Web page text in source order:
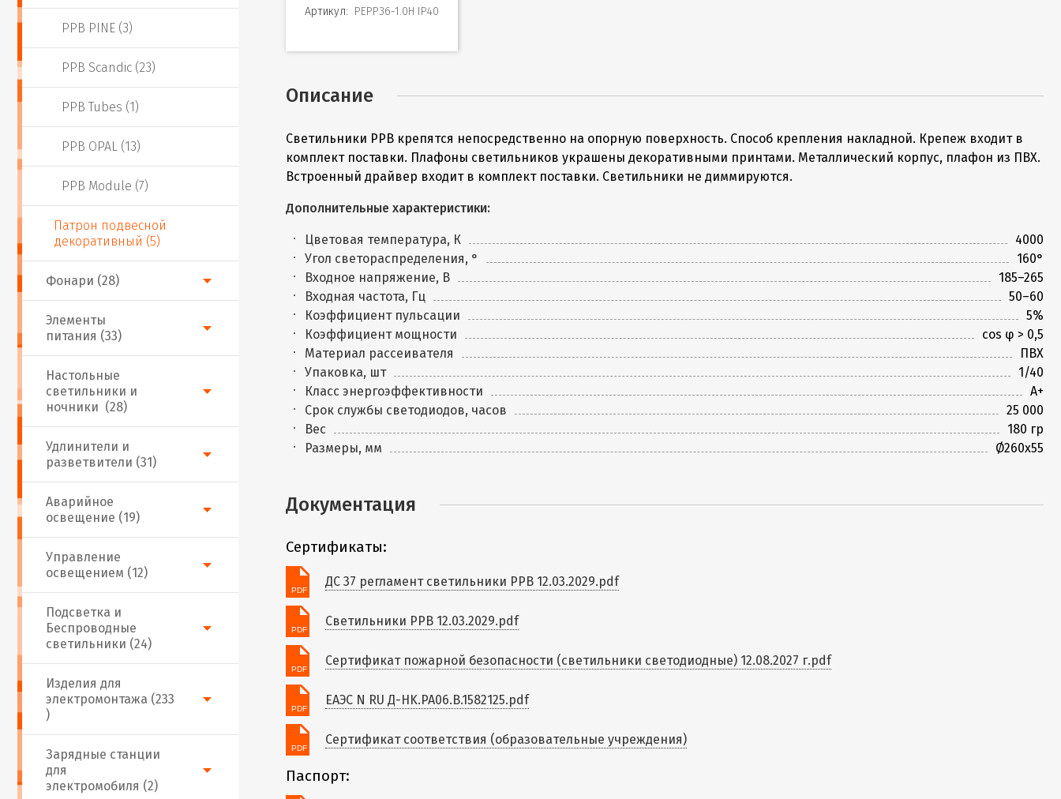
Фонари (28)
Аварийное
освещение (19)
Настольные
светильники и
ночники (28)
Подсветка и
Беспроводные
светильники (24)
PPB PINE (3)
PPB Scandic (23)
PPB Tubes (1)
PPB OPAL (13)
PPB Module (7)
Патрон подвесной
декоративный (5)
Изделия для
электромонтажа (233
)
Удлинители и
разветвители (31)
Управление
освещением (12)
Элементы
питания (33)
Зарядные станции
для
электромобиля (2)
Артикул: PEPP36-1.0H IP40
Описание
Светильники PPB крепятся непосредственно на опорную поверхность. Способ крепления накладной. Крепеж входит в
комплект поставки. Плафоны светильников украшены декоративными принтами. Металлический корпус, плафон из ПВХ.
Встроенный драйвер входит в комплект поставки. Светильники не диммируются.
Дополнительные характеристики:
Цветовая температура, К
4000
Угол светораспределения, °
160°
Входное напряжение, В
185–265
Входная частота, Гц
50–60
Коэффициент пульсации
5%
Коэффициент мощности
cos φ > 0,5
Материал рассеивателя
ПВХ
Упаковка, шт
1/40
Класс энергоэффективности
A+
Срок службы светодиодов, часов
25 000
Вес
180 гр
Размеры, мм
Ø260х55
Документация
Сертификаты:
ДС 37 регламент светильники PPB 12.03.2029.pdf
Светильники PPB 12.03.2029.pdf
Сертификат пожарной безопасности (светильники светодиодные) 12.08.2027 г.pdf
ЕАЭС N RU Д-HK.РА06.В.1582125.pdf
Сертификат соответствия (образовательные учреждения)
Паспорт: